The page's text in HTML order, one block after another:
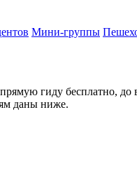
Мини-группы
гиду бесплатно,
даны ниже.